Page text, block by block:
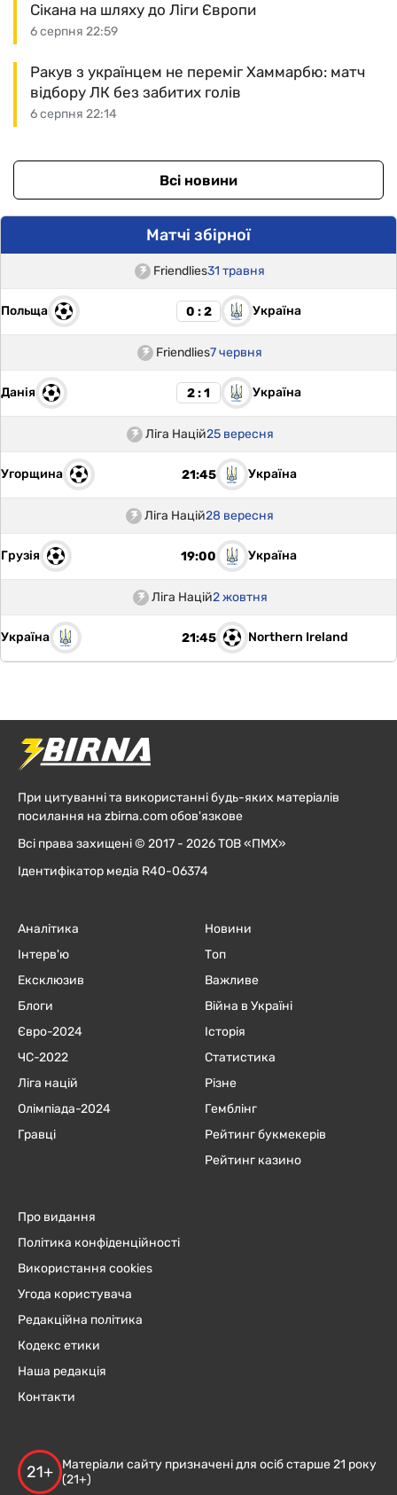
6 серпня 22:59
Сікана на шляху до Ліги Європи
6 серпня 22:14
Ракув з українцем не переміг Хаммарбю: матч
відбору ЛК без забитих голів
Всі новини
Матчі збірної
Friendlies31 травня
Польща 0 : 2 Україна
Friendlies7 червня
Данія 2 : 1 Україна
Ліга Націй25 вересня
Угорщина 21:45 Україна
Ліга Націй28 вересня
Грузія 19:00 Україна
Ліга Націй2 жовтня
Україна 21:45 Northern Ireland
При цитуванні та використанні будь-яких матеріалів
посилання на zbirna.com обов'язкове
Всі права захищені © 2017 - 2026 ТОВ «ПМХ»
Ідентифікатор медіа R40-06374
Аналітика
Інтерв'ю
Ексклюзив
Блоги
Євро-2024
ЧC-2022
Ліга націй
Олімпіада-2024
Гравці
Новини
Топ
Важливе
Війна в Україні
Історія
Статистика
Різне
Гемблінг
Рейтинг букмекерів
Рейтинг казино
Про видання
Політика конфіденційності
Використання cookies
Угода користувача
Редакційна політика
Кодекс етики
Наша редакція
Контакти
21+
Матеріали сайту призначені для осіб старше 21 року
(21+)